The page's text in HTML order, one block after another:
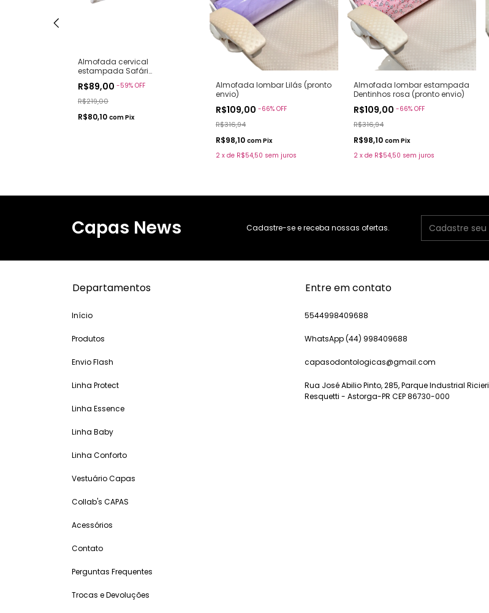
Almofada cervical
estampada Safári
R$89,00 -59% OFF
R$219,00
R$80,10 comPix
Almofada lombar Lilás (pronto
envio)
R$109,00 -66% OFF
R$316,94
R$98,10 comPix
2 x de R$54,50 sem juros
Almofada lombar estampada
Dentinhos rosa (pronto envio)
R$109,00 -66% OFF
R$316,94
R$98,10 comPix
2 x de R$54,50 sem juros
Capas News Cadastre-se e receba nossas ofertas.
Departamentos
Início
Produtos
Envio Flash
Linha Protect
Linha Essence
Linha Baby
Linha Conforto
Vestuário Capas
Collab's CAPAS
Acessórios
Contato
Perguntas Frequentes
Trocas e Devoluções
Entre em contato
5544998409688
WhatsApp (44) 998409688
capasodontologicas@gmail.com
Rua José Abilio Pinto, 285, Parque Industrial Ricieri
Resquetti - Astorga-PR CEP 86730-000